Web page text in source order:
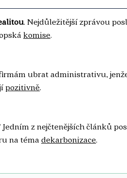
. Nejdůležitější zprávou
komise.
ubrat administrativu,
pozitivně.
Jedním z nejčtenějších článků
na téma dekarbonizace.